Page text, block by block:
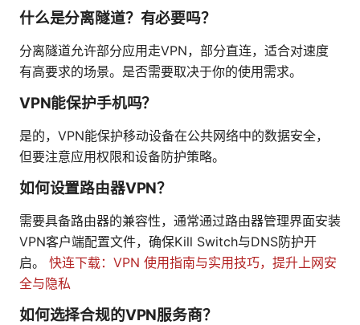
什么是分离隧道？有必要吗？
分离隧道允许部分应用走VPN，部分直连，适合对速度
有高要求的场景。是否需要取决于你的使用需求。
VPN能保护手机吗？
是的，VPN能保护移动设备在公共网络中的数据安全，
但要注意应用权限和设备防护策略。
如何设置路由器VPN？
需要具备路由器的兼容性，通常通过路由器管理界面安装
VPN客户端配置文件，确保Kill Switch与DNS防护开
启。 快连下载：VPN 使用指南与实用技巧，提升上网安
全与隐私
如何选择合规的VPN服务商？